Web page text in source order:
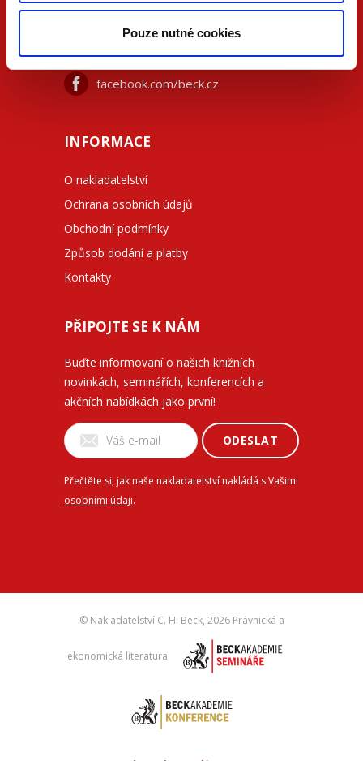
Pouze nutné cookies
KONTAKTUJTE NÁS
facebook.com/beck.cz
INFORMACE
O nakladatelství
Ochrana osobních údajů
Obchodní podmínky
Způsob dodání a platby
Kontakty
PŘIPOJTE SE K NÁM
Buďte informovaní o našich knižních
novinkách, seminářích, konferencích a
akčních nabídkách jako první!
ODESLAT
Přečtěte si, jak naše nakladatelství nakládá s Vašimi
osobními údaji.
© Nakladatelství C. H. Beck, 2026 Právnická a
ekonomická literatura